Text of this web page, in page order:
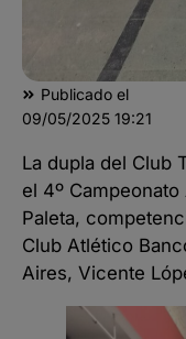
Publicado el
09/05/2025 19:21
La dupla del Club
el 4º
Paleta,
Club Atlético
Aires, Vicente